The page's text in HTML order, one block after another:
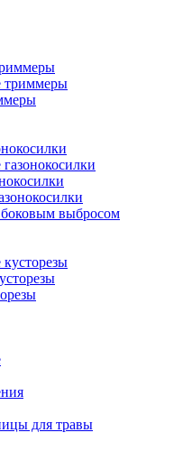
триммеры
боковым выбросом
для травы